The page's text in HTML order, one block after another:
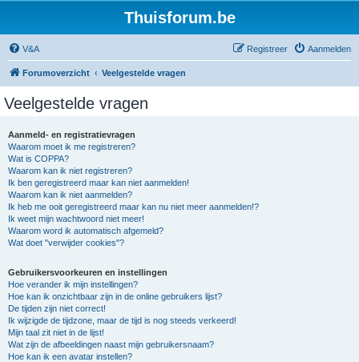
Thuisforum.be
V&A Aanmelden
Registreer
Forumoverzicht Veelgestelde vragen
Veelgestelde vragen
Aanmeld- en registratievragen
Waarom moet ik me registreren?
Wat is COPPA?
Waarom kan ik niet registreren?
Ik ben geregistreerd maar kan niet aanmelden!
Waarom kan ik niet aanmelden?
Ik heb me ooit geregistreerd maar kan nu niet meer aanmelden!?
Ik weet mijn wachtwoord niet meer!
Waarom word ik automatisch afgemeld?
Wat doet "verwijder cookies"?
Gebruikersvoorkeuren en instellingen
Hoe verander ik mijn instellingen?
Hoe kan ik onzichtbaar zijn in de online gebruikers lijst?
De tijden zijn niet correct!
Ik wijzigde de tijdzone, maar de tijd is nog steeds verkeerd!
Mijn taal zit niet in de lijst!
Wat zijn de afbeeldingen naast mijn gebruikersnaam?
Hoe kan ik een avatar instellen?